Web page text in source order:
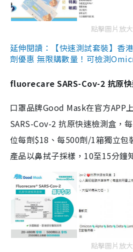
點擊圖片放大
延伸閱讀：【快速測試套裝】香
劑優惠 無限購數量！可檢測
fluorecare SARS-Cov-2 抗原快
口罩品牌Good Mask在官方APP
SARS-Cov-2 抗原快速檢測盒，
位每劑$18、每500劑/1箱獨立包
產品以鼻拭子採樣，10至15分鐘
點擊圖片放大